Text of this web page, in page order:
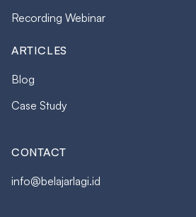
Recording Webinar
ARTICLES
Blog
Case Study
CONTACT
info@belajarlagi.id